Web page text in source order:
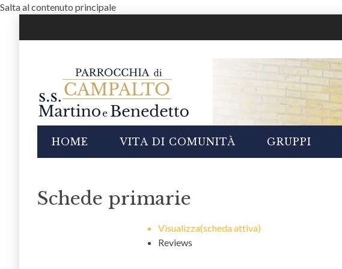
Salta al contenuto principale
HOME VITA DI COMUNITÀ GRUPPI
Schede primarie
Visualizza(scheda attiva)
Reviews